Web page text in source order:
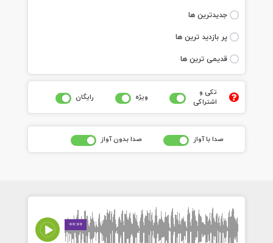
جديدترين ها
پر بازديد ترين ها
قديمی ترين ها
تکی و
اشتراکی
ويژه رايگان
صدا با آواز صدا بدون آواز
00:00